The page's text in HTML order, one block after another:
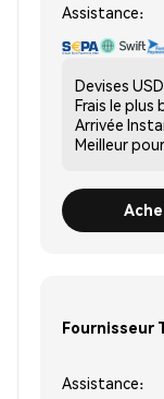
Assistance:
Devises
Frais le plus
Arrivée
Meilleur pour
Fournisseur
Assistance: